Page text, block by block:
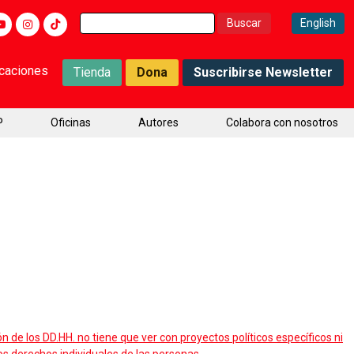
Buscar: English
Tienda Dona Suscribirse Newsletter
Oficinas Autores Colabora con nosotros
los DD.HH. no tiene que ver con proyectos políticos específicos ni